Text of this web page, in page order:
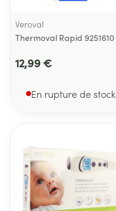
Veroval
Thermoval Rapid 9251610
12,99 €
En rupture de stock